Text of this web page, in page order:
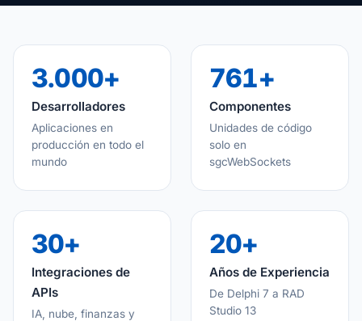
3.000+
Desarrolladores
Aplicaciones en
producción en todo el
mundo
761+
Componentes
Unidades de código
solo en
sgcWebSockets
30+
Integraciones de
APIs
IA, nube, finanzas y
20+
Años de Experiencia
De Delphi 7 a RAD
Studio 13